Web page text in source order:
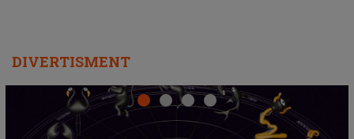
DIVERTISMENT